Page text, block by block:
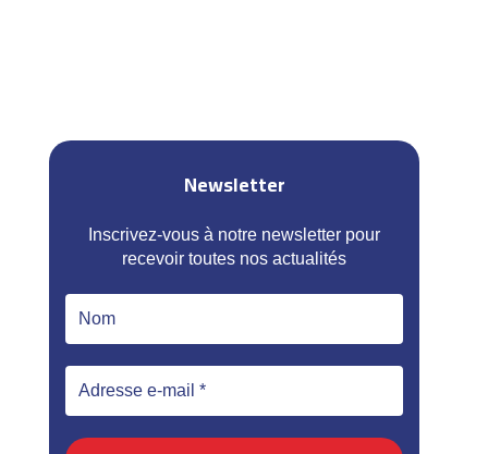
Newsletter
Inscrivez-vous à notre newsletter pour
recevoir toutes nos actualités